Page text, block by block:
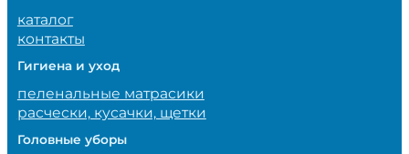
каталог
контакты
Гигиена и уход
пеленальные матрасики
расчески, кусачки, щетки
Головные уборы